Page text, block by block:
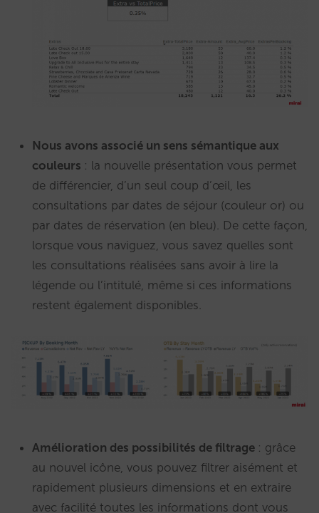
Nous avons associé un sens sémantique aux
couleurs : la nouvelle présentation vous permet
de différencier, d’un seul coup d’œil, les
consultations par dates de séjour (couleur or) ou
par dates de réservation (en bleu). De cette façon,
lorsque vous naviguez, vous savez quelles sont
les consultations réalisées sans avoir à lire la
légende ou l’intitulé, même si ces informations
restent également disponibles.
Amélioration des possibilités de filtrage : grâce
au nouvel icône, vous pouvez filtrer aisément et
rapidement plusieurs dimensions et en extraire
avec facilité toutes les informations dont vous